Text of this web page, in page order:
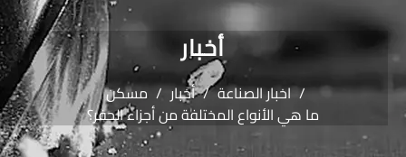
أخبار
مسكن/أخبار/اخبار الصناعة/
ما هي الأنواع المختلفة من أجزاء الحفر؟